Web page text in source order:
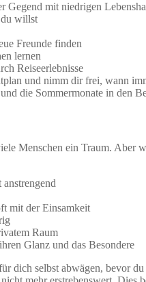
Gegend mit niedrigen
willst
Freunde finden
lernen
Reiseerlebnisse
und nimm dir frei, wann
die Sommermonate in den
Menschen ein Traum. Aber
mit der Einsamkeit
Raum
Glanz und das Besondere
dich selbst abwägen, bevor